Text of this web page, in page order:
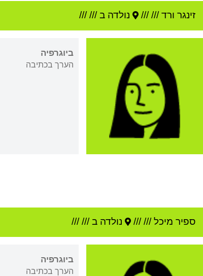
זינגר ורד///
/// נולדה ב //////
ביוגרפיה
הערך בכתיבה
ספיר מיכל///
/// נולדה ב //////
ביוגרפיה
הערך בכתיבה